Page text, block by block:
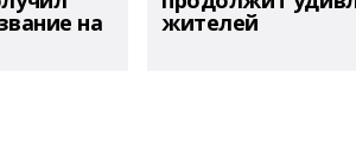
на жителей